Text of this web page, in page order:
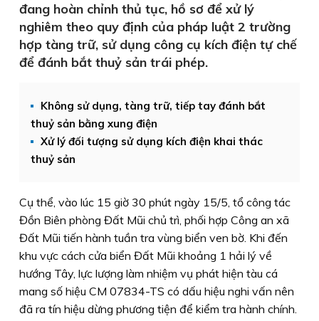
đang hoàn chỉnh thủ tục, hồ sơ để xử lý
nghiêm theo quy định của pháp luật 2 trường
hợp tàng trữ, sử dụng công cụ kích điện tự chế
để đánh bắt thuỷ sản trái phép.
Không sử dụng, tàng trữ, tiếp tay đánh bắt
thuỷ sản bằng xung điện
Xử lý đối tượng sử dụng kích điện khai thác
thuỷ sản
Cụ thể, vào lúc 15 giờ 30 phút ngày 15/5, tổ công tác
Đồn Biên phòng Đất Mũi chủ trì, phối hợp Công an xã
Đất Mũi tiến hành tuần tra vùng biển ven bờ. Khi đến
khu vực cách cửa biển Đất Mũi khoảng 1 hải lý về
hướng Tây, lực lượng làm nhiệm vụ phát hiện tàu cá
mang số hiệu CM 07834-TS có dấu hiệu nghi vấn nên
đã ra tín hiệu dừng phương tiện để kiểm tra hành chính.